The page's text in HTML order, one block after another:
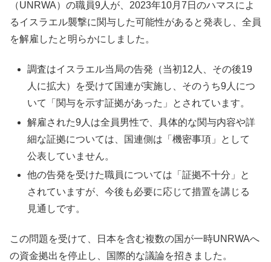
（UNRWA）の職員9人が、2023年10月7日のハマスによ
るイスラエル襲撃に関与した可能性があると発表し、全員
を解雇したと明らかにしました。
調査はイスラエル当局の告発（当初12人、その後19
人に拡大）を受けて国連が実施し、そのうち9人につ
いて「関与を示す証拠があった」とされています。
解雇された9人は全員男性で、具体的な関与内容や詳
細な証拠については、国連側は「機密事項」として
公表していません。
他の告発を受けた職員については「証拠不十分」と
されていますが、今後も必要に応じて措置を講じる
見通しです。
この問題を受けて、日本を含む複数の国が一時UNRWAへ
の資金拠出を停止し、国際的な議論を招きました。